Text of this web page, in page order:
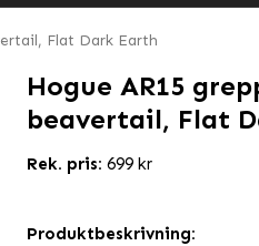
Flat Dark Earth
Hogue AR15
beavertail, Flat
Rek. pris: 699 kr
Produktbeskrivning: